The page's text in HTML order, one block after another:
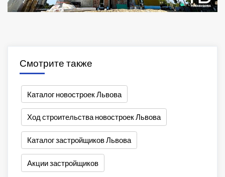
Смотрите также
Каталог новостроек Львова
Ход строительства новостроек Львова
Каталог застройщиков Львова
Акции застройщиков